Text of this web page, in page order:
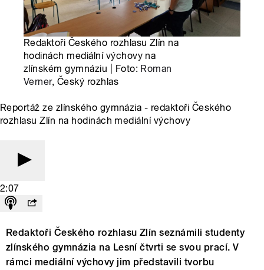
Redaktoři Českého rozhlasu Zlín na
hodinách mediální výchovy na
zlínském gymnáziu | Foto: Roman
Verner, Český rozhlas
Reportáž ze zlínského gymnázia - redaktoři Českého
rozhlasu Zlín na hodinách mediální výchovy
2:07
Redaktoři Českého rozhlasu Zlín seznámili studenty
zlínského gymnázia na Lesní čtvrti se svou prací. V
rámci mediální výchovy jim představili tvorbu